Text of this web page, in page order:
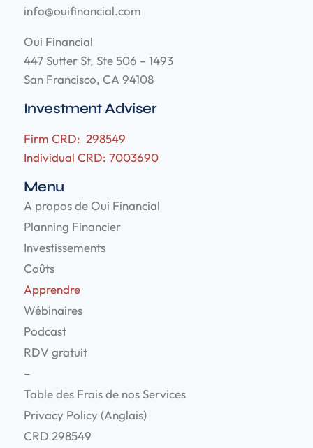
info@ouifinancial.com
Oui Financial
447 Sutter St, Ste 506 – 1493
San Francisco, CA 94108
Investment Adviser
Firm CRD: 298549
Individual CRD: 7003690
Menu
A propos de Oui Financial
Planning Financier
Investissements
Coûts
Apprendre
Wébinaires
Podcast
RDV gratuit
–
Table des Frais de nos Services
Privacy Policy (Anglais)
CRD 298549